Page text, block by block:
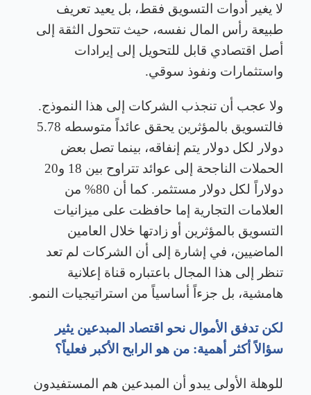
لا يغير أدوات التسويق فقط، بل يعيد تعريف
طبيعة رأس المال نفسه، حيث تتحول الثقة إلى
أصل اقتصادي قابل للتحويل إلى إيرادات
واستثمارات ونفوذ سوقي.
ولا عجب أن تنجذب الشركات إلى هذا النموذج.
فالتسويق بالمؤثرين يحقق عائداً متوسطه 5.78
دولار لكل دولار يتم إنفاقه، بينما تصل بعض
الحملات الناجحة إلى عوائد تتراوح بين 18 و20
دولاراً لكل دولار مستثمر. كما أن 80% من
العلامات التجارية إما حافظت على ميزانيات
التسويق بالمؤثرين أو زادتها خلال العامين
الماضيين، في إشارة إلى أن الشركات لم تعد
تنظر إلى هذا المجال باعتباره قناة إعلانية
هامشية، بل جزءاً أساسياً من استراتيجيات النمو.
لكن تدفق الأموال نحو اقتصاد المبدعين يثير
سؤالاً أكثر أهمية: من هو الرابح الأكبر فعلياً؟
للوهلة الأولى يبدو أن المبدعين هم المستفيدون